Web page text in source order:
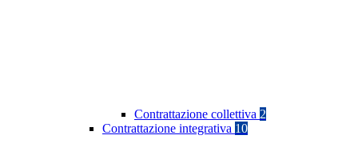
Contrattazione collettiva 2
Contrattazione integrativa 10